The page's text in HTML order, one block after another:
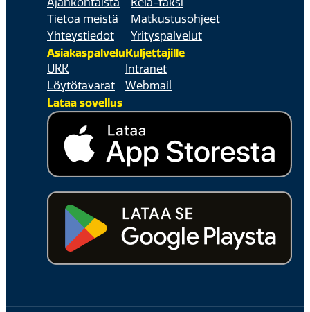
Tietoa meistä
Yhteystiedot
Matkustusohjeet
Yrityspalvelut
Asiakaspalvelu
UKK
Löytötavarat
Kuljettajille
Intranet
Webmail
Lataa sovellus